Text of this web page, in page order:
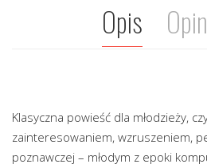
Opis
Klasyczna powieść dla młodzieży,
zainteresowaniem, wzruszeniem,
poznawczej – młodym z epoki